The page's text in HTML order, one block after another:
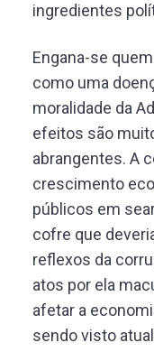
ingredientes
Engana-se
como uma
moralidade da
efeitos são
abrangentes. A
crescimento
públicos em
cofre que
reflexos da
atos por ela
afetar a
sendo visto